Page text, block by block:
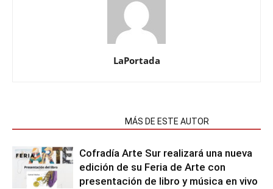
LaPortada
MÁS DE ESTE AUTOR
Cofradía Arte Sur realizará una nueva
edición de su Feria de Arte con
presentación de libro y música en vivo